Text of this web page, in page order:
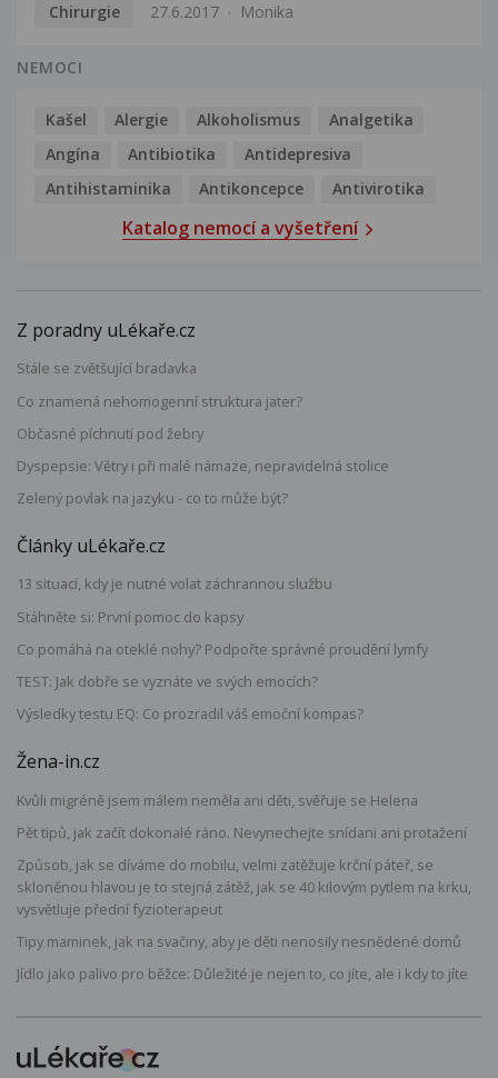
Chirurgie
27.6.2017 Monika
NEMOCI
Kašel Alergie Alkoholismus
Analgetika
Angína
Antibiotika
Antidepresiva
Antihistaminika
Antikoncepce Antivirotika
Katalog nemocí a vyšetření
Z poradny uLékaře.cz
Stále se zvětšující bradavka
Co znamená nehomogenní struktura jater?
Občasné píchnutí pod žebry
Dyspepsie: Větry i při malé námaze, nepravidelná stolice
Zelený povlak na jazyku - co to může být?
Články uLékaře.cz
13 situací, kdy je nutné volat záchrannou službu
Stáhněte si: První pomoc do kapsy
Co pomáhá na oteklé nohy? Podpořte správné proudění lymfy
TEST: Jak dobře se vyznáte ve svých emocích?
Výsledky testu EQ: Co prozradil váš emoční kompas?
Žena-in.cz
Kvůli migréně jsem málem neměla ani děti, svěřuje se Helena
Pět tipů, jak začít dokonalé ráno. Nevynechejte snídani ani protažení
Způsob, jak se díváme do mobilu, velmi zatěžuje krční páteř, se
skloněnou hlavou je to stejná zátěž, jak se 40 kilovým pytlem na krku,
vysvětluje přední fyzioterapeut
Tipy maminek, jak na svačiny, aby je děti nenosily nesnědené domů
Jídlo jako palivo pro běžce: Důležité je nejen to, co jíte, ale i kdy to jíte